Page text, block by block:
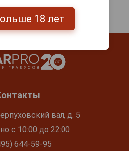
вал, д. 5
с 10:00 до 22:00
644-59-95
18 лет